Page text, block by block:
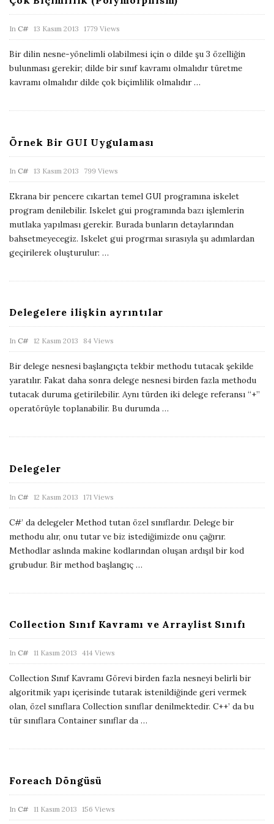
In C# P
s
D
e
13 Kasım 2013 1779 Views
Bir dilin nesne-yönelimli olabilmesi için o dilde şu 3 özelliğin
bulunması gerekir; dilde bir sınıf kavramı olmalıdır türetme
kavramı olmalıdır dilde çok biçimlilik olmalıdır…
Örnek Bir GUI Uygulaması
In C# P
l
i
s
t
13 Kasım 2013 799 Views
Ekrana bir pencere cıkartan temel GUI programına iskelet
program denilebilir. Iskelet gui programında bazı işlemlerin
mutlaka yapılması gerekir. Burada bunların detaylarından
bahsetmeyecegiz. Iskelet gui progrmaı sırasıyla şu adımlardan
geçirilerek oluşturulur: …
Delegelere ilişkin ayrıntılar
In C# P
l
i
h
a
e
12 Kasım 2013 84 Views
Bir delege nesnesi başlangıçta tekbir methodu tutacak şekilde
yaratılır. Fakat daha sonra delege nesnesi birden fazla methodu
tutacak duruma getirilebilir. Aynı türden iki delege referansı “+”
operatörüyle toplanabilir. Bu durumda …
Delegeler
In C# P
i
h
a
e
12 Kasım 2013 171 Views
C#’ da delegeler Method tutan özel sınıflardır. Delege bir
methodu alır, onu tutar ve biz istediğimizde onu çağırır.
Methodlar aslında makine kodlarından oluşan ardışıl bir kod
grubudur. Bir method başlangıç …
Collection Sınıf Kavramı ve Arraylist Sınıfı
In C# P
l
i
h
a
e
11 Kasım 2013 414 Views
Collection Sınıf Kavramı Görevi birden fazla nesneyi belirli bir
algoritmik yapı içerisinde tutarak istenildiğinde geri vermek
olan, özel sınıflara Collection sınıflar denilmektedir. C++’ da bu
tür sınıflara Container sınıflar da …
Foreach Döngüsü
In C# P
11 Kasım 2013 156 Views